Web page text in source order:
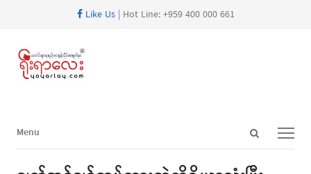
Like Us| Hot Line: +959 400 000 661
Open
Menu
Menu